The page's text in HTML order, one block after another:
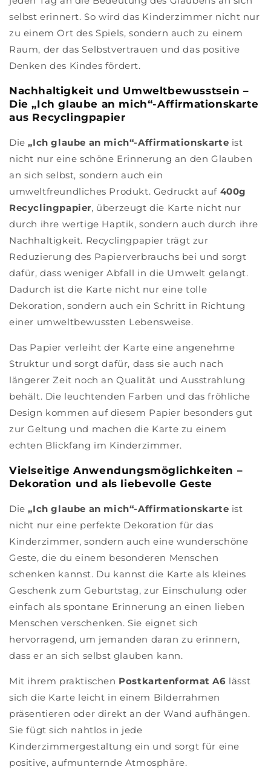
selbst erinnert. So wird das Kinderzimmer nicht nur
zu einem Ort des Spiels, sondern auch zu einem
Raum, der das Selbstvertrauen und das positive
Denken des Kindes fördert.
Nachhaltigkeit und Umweltbewusstsein –
Die „Ich glaube an mich“-Affirmationskarte
aus Recyclingpapier
Die„Ich glaube an mich“-Affirmationskarte ist
nicht nur eine schöne Erinnerung an den Glauben
an sich selbst, sondern auch ein
umweltfreundliches Produkt. Gedruckt auf 400g
Recyclingpapier, überzeugt die Karte nicht nur
durch ihre wertige Haptik, sondern auch durch ihre
Nachhaltigkeit. Recyclingpapier trägt zur
Reduzierung des Papierverbrauchs bei und sorgt
dafür, dass weniger Abfall in die Umwelt gelangt.
Dadurch ist die Karte nicht nur eine tolle
Dekoration, sondern auch ein Schritt in Richtung
einer umweltbewussten Lebensweise.
Das Papier verleiht der Karte eine angenehme
Struktur und sorgt dafür, dass sie auch nach
längerer Zeit noch an Qualität und Ausstrahlung
behält. Die leuchtenden Farben und das fröhliche
Design kommen auf diesem Papier besonders gut
zur Geltung und machen die Karte zu einem
echten Blickfang im Kinderzimmer.
Vielseitige Anwendungsmöglichkeiten –
Dekoration und als liebevolle Geste
Die„Ich glaube an mich“-Affirmationskarte ist
nicht nur eine perfekte Dekoration für das
Kinderzimmer, sondern auch eine wunderschöne
Geste, die du einem besonderen Menschen
schenken kannst. Du kannst die Karte als kleines
Geschenk zum Geburtstag, zur Einschulung oder
einfach als spontane Erinnerung an einen lieben
Menschen verschenken. Sie eignet sich
hervorragend, um jemanden daran zu erinnern,
dass er an sich selbst glauben kann.
Mit ihrem praktischen Postkartenformat A6 lässt
sich die Karte leicht in einem Bilderrahmen
präsentieren oder direkt an der Wand aufhängen.
Sie fügt sich nahtlos in jede
Kinderzimmergestaltung ein und sorgt für eine
positive, aufmunternde Atmosphäre.